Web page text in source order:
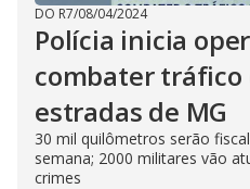
DO R7/08/04/2024
Polícia inicia
combater tráfico
estradas de MG
30 mil quilômetros serão
semana; 2000 militares vão
crimes